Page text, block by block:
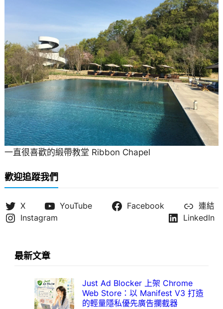
一直很喜歡的緞帶教堂 Ribbon Chapel
歡迎追蹤我們
X YouTube Facebook
連結
Instagram
LinkedIn
最新文章
Just Ad Blocker 上架 Chrome
Web Store：以 Manifest V3 打造
的輕量隱私優先廣告攔截器